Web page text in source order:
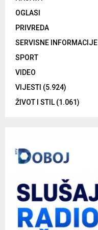
OGLASI
PRIVREDA
SERVISNE INFORMACIJE
SPORT
VIDEO
VIJESTI (5.924)
ŽIVOT I STIL(1.061)